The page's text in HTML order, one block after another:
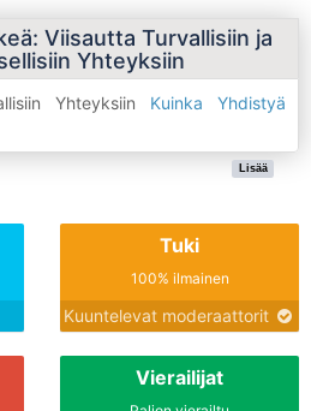
Viisautta Turvallisiin ja
Yhteyksiin
Yhteyksiin Kuinka Yhdistyä
Lisää
Tuki
100% ilmainen
Kuuntelevat moderaattorit
Vierailijat